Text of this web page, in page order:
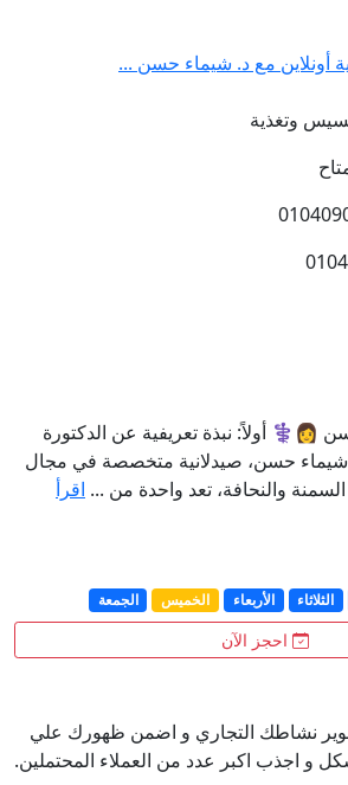
أونلاين مع د. شيماء حسن ...
وتغذية
👩⚕️ أولاً: نبذة تعريفية عن الدكتورة
حسن، صيدلانية متخصصة في مجال
السمنة والنحافة، تعد واحدة من ... اقرأ
الثلاثاء الأربعاء الخميس الجمعة
احجز الآن
نشاطك التجاري و اضمن ظهورك علي
و اجذب اكبر عدد من العملاء المحتملين.